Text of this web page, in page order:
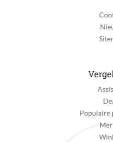
Populaire